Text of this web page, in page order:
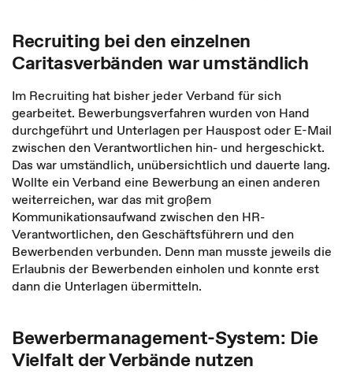
Recruiting bei den einzelnen
Caritasverbänden war umständlich
Im Recruiting hat bisher jeder Verband für sich
gearbeitet. Bewerbungsverfahren wurden von Hand
durchgeführt und Unterlagen per Hauspost oder E-Mail
zwischen den Verantwortlichen hin- und hergeschickt.
Das war umständlich, unübersichtlich und dauerte lang.
Wollte ein Verband eine Bewerbung an einen anderen
weiterreichen, war das mit großem
Kommunikationsaufwand zwischen den HR-
Verantwortlichen, den Geschäftsführern und den
Bewerbenden verbunden. Denn man musste jeweils die
Erlaubnis der Bewerbenden einholen und konnte erst
dann die Unterlagen übermitteln.
Bewerbermanagement-System: Die
Vielfalt der Verbände nutzen